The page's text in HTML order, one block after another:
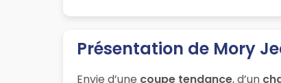
Présentation de Mory
Envie d’une coupe tendance, d’un